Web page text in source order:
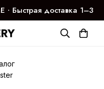
∙ Быстрая доставка 1–3